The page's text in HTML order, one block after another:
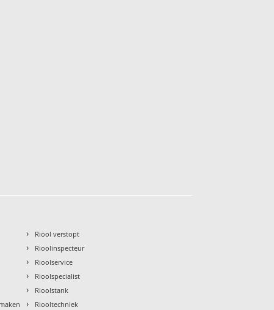
› Riool verstopt
› Rioolinspecteur
› Rioolservice
› Rioolspecialist
› Rioolstank
› Riooltechniek